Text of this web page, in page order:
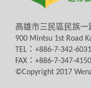
高雄市三民區民族一
900 Mintsu 1st Road
TEL ： +886-7-342-
FAX ： +886-7-347-4150
©Copyright 2017